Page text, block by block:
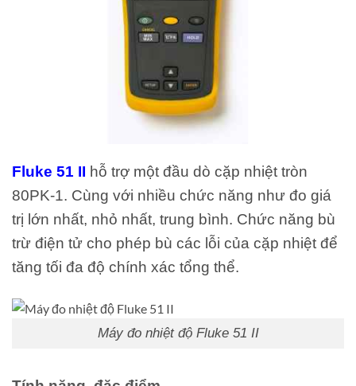
Fluke 51 II hỗ trợ một đầu dò cặp nhiệt tròn
80PK-1. Cùng với nhiều chức năng như đo giá
trị lớn nhất, nhỏ nhất, trung bình. Chức năng bù
trừ điện tử cho phép bù các lỗi của cặp nhiệt để
tăng tối đa độ chính xác tổng thể.
Máy đo nhiệt độ Fluke 51 II